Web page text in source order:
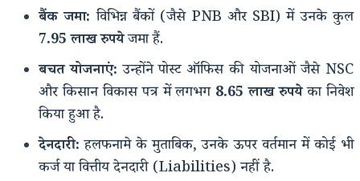
बैंक जमा: विभिन्न बैंकों (जैसे PNB और SBI) में उनके कुल
7.95 लाख रुपयेजमा हैं.
बचत योजनाएं: उन्होंने पोस्ट ऑफिस की योजनाओं जैसे NSC
और किसान विकास पत्र में लगभग 8.65 लाख रुपयेका निवेश
किया हुआ है.
देनदारी: हलफनामे के मुताबिक, उनके ऊपर वर्तमान में कोई भी
कर्ज या वित्तीय देनदारी (Liabilities) नहीं है.